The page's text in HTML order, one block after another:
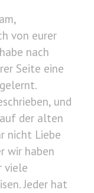
von eurer
nach
Seite eine
und
der alten
nicht Liebe
wir haben
viele
Jeder hat